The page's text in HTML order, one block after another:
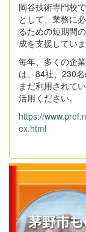
岡谷技術専門校
として、業務に
るための短期間
成を支援していま
毎年、多くの企
は、84社、230
まだ利用されて
活用ください。
https://
ex.html